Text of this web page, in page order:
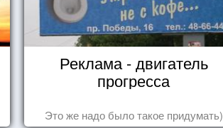
Реклама - двигатель
прогресса
Это же надо было такое придумать)